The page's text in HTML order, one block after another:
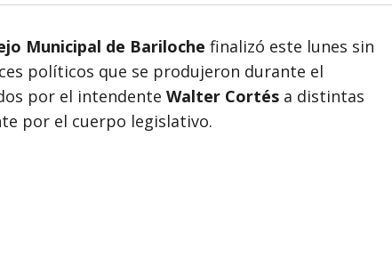
Municipal de Bariloche finalizó este lunes sin
políticos que se produjeron durante el
por el intendente Walter Cortésa distintas
por el cuerpo legislativo.